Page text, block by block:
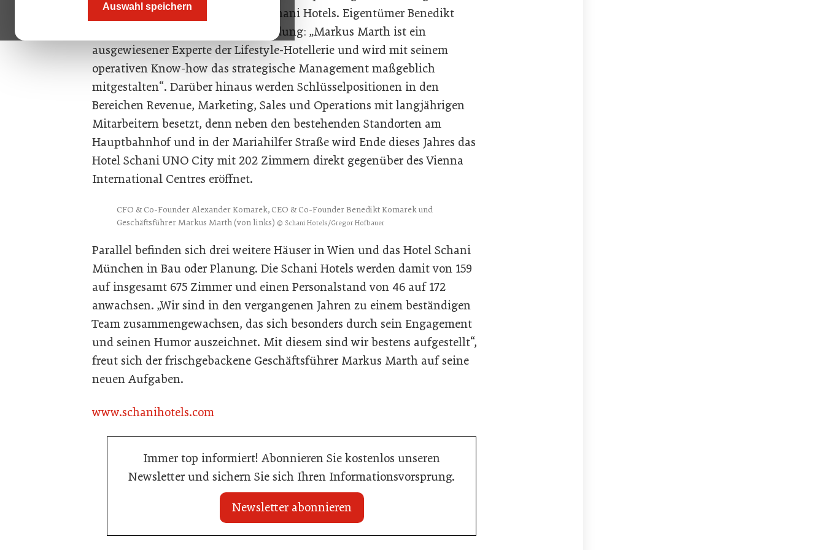
Auswahl speichern
operative Verantwortung für die Schani Hotels. Eigentümer Benedikt
Komarek begründet seine Entscheidung: „Markus Marth ist ein
ausgewiesener Experte der Lifestyle-Hotellerie und wird mit seinem
operativen Know-how das strategische Management maßgeblich
mitgestalten“. Darüber hinaus werden Schlüsselpositionen in den
Bereichen Revenue, Marketing, Sales und Operations mit langjährigen
Mitarbeitern besetzt, denn neben den bestehenden Standorten am
Hauptbahnhof und in der Mariahilfer Straße wird Ende dieses Jahres das
Hotel Schani UNO City mit 202 Zimmern direkt gegenüber des Vienna
International Centres eröffnet.
CFO & Co-Founder Alexander Komarek, CEO & Co-Founder Benedikt Komarek und
Geschäftsführer Markus Marth (von links) © Schani Hotels/Gregor Hofbauer
Parallel befinden sich drei weitere Häuser in Wien und das Hotel Schani
München in Bau oder Planung. Die Schani Hotels werden damit von 159
auf insgesamt 675 Zimmer und einen Personalstand von 46 auf 172
anwachsen. „Wir sind in den vergangenen Jahren zu einem beständigen
Team zusammengewachsen, das sich besonders durch sein Engagement
und seinen Humor auszeichnet. Mit diesem sind wir bestens aufgestellt“,
freut sich der frischgebackene Geschäftsführer Markus Marth auf seine
neuen Aufgaben.
www.schanihotels.com
Immer top informiert! Abonnieren Sie kostenlos unseren
Newsletter und sichern Sie sich Ihren Informationsvorsprung.
Newsletter abonnieren